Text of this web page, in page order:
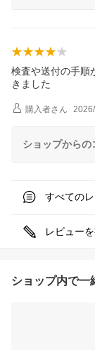
検査や送付の手順
きました
購入者さん
ショップから
すべての
レビューを
ショップ内で一